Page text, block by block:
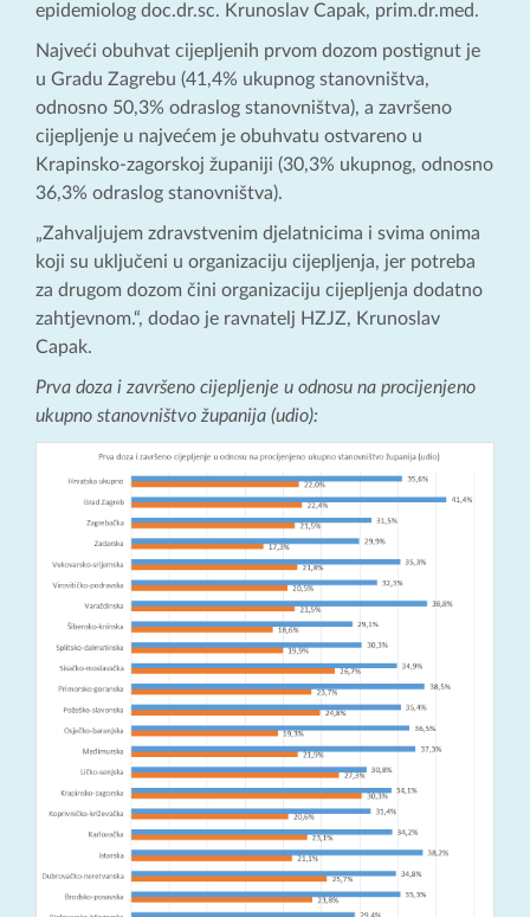
epidemiolog doc.dr.sc. Krunoslav Capak, prim.dr.med.
Najveći obuhvat cijepljenih prvom dozom postignut je
u Gradu Zagrebu (41,4% ukupnog stanovništva,
odnosno 50,3% odraslog stanovništva), a završeno
cijepljenje u najvećem je obuhvatu ostvareno u
Krapinsko-zagorskoj županiji (30,3% ukupnog, odnosno
36,3% odraslog stanovništva).
„Zahvaljujem zdravstvenim djelatnicima i svima onima
koji su uključeni u organizaciju cijepljenja, jer potreba
za drugom dozom čini organizaciju cijepljenja dodatno
zahtjevnom.“, dodao je ravnatelj HZJZ, Krunoslav
Capak.
Prva doza i završeno cijepljenje u odnosu na procijenjeno
ukupno stanovništvo županija (udio):